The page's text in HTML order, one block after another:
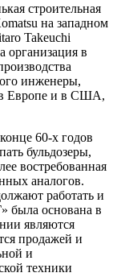
строительная
на западном
Takeuchi
организация в
инженеры,
в Европе и в США,
60-х годов
бульдозеры,
востребованная
аналогов.
работать и
была основана в
являются
продажей и
и
техники